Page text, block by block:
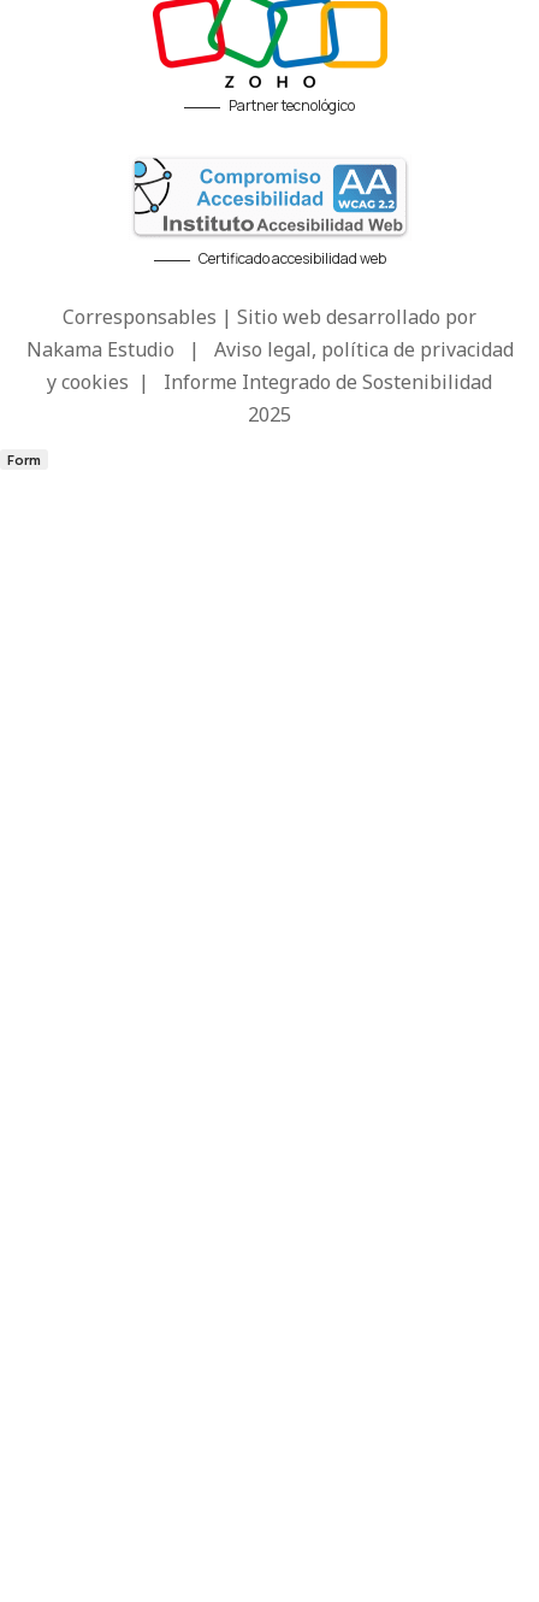
Partner tecnológico
Certificado accesibilidad web
Corresponsables | Sitio web desarrollado por
Nakama Estudio | Aviso legal, política de privacidad
y cookies | Informe Integrado de Sostenibilidad
2025
Form